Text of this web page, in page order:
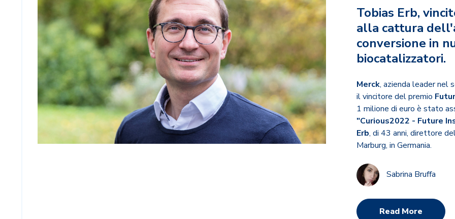
Tobias Erb,
alla cattura
conversione in
biocatalizzatori.
Merck, azienda leader nel
il vincitore del premio
1 milione di euro è stato
"Curious2022 - Future
Erb, di 43 anni, direttore
Marburg, in Germania.
Sabrina Bruffa
Read More